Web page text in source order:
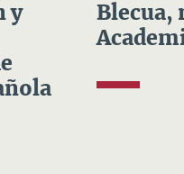
y
Blecua,